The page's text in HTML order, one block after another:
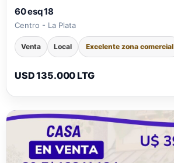
60 esq 18
Centro - La Plata
Venta Local Excelente zona comercial
USD 135.000 LTG